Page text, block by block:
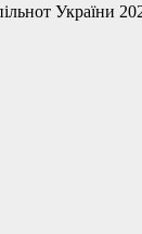
України